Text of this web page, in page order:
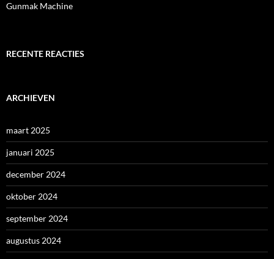
Gunmak Machine
RECENTE REACTIES
ARCHIEVEN
maart 2025
januari 2025
december 2024
oktober 2024
september 2024
augustus 2024